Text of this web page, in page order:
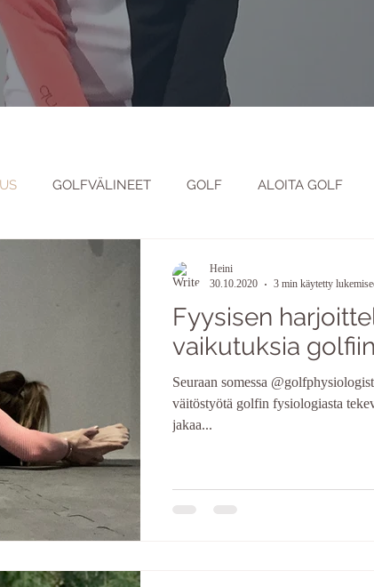
GOLFVÄLINEET GOLF ALOITA GOLF
GOLFKENTTÄARKKITEHTUURI
Fyysisen
vaikutuksia golfiin
Seuraan somessa
väitöstyötä golfin fysiologiasta
jakaa...
Heini
30.10.2020
3 min käytetty